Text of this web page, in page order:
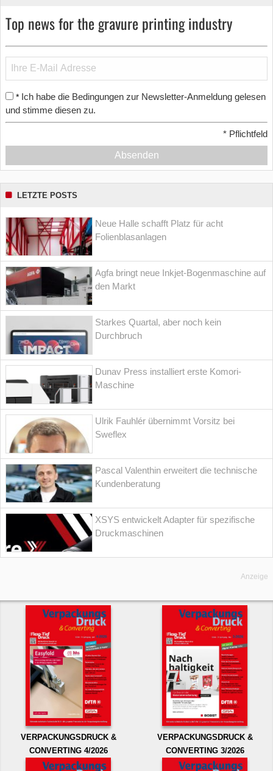
Top news for the gravure printing industry
* Ich habe die Bedingungen zur Newsletter-Anmeldung gelesen
und stimme diesen zu.
* Pflichtfeld
Absenden
LETZTE POSTS
Neue Halle schafft Platz für acht
Folienblasanlagen
Agfa bringt neue Inkjet-Bogenmaschine auf
den Markt
Starkes Quartal, aber noch kein
Durchbruch
Dunav Press installiert erste Komori-
Maschine
Ulrik Fauhlér übernimmt Vorsitz bei
Sweflex
Pascal Valenthin erweitert die technische
Kundenberatung
XSYS entwickelt Adapter für spezifische
Druckmaschinen
Anzeige
VERPACKUNGSDRUCK &
CONVERTING 4/2026
VERPACKUNGSDRUCK &
CONVERTING 3/2026